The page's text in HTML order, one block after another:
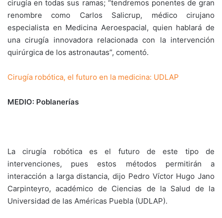
cirugía en todas sus ramas; “tendremos ponentes de gran
renombre como Carlos Salicrup, médico cirujano
especialista en Medicina Aeroespacial, quien hablará de
una cirugía innovadora relacionada con la intervención
quirúrgica de los astronautas”, comentó.
Cirugía robótica, el futuro en la medicina: UDLAP
MEDIO: Poblanerías
La cirugía robótica es el futuro de este tipo de
intervenciones, pues estos métodos permitirán a
interacción a larga distancia, dijo Pedro Víctor Hugo Jano
Carpinteyro, académico de Ciencias de la Salud de la
Universidad de las Américas Puebla (UDLAP).